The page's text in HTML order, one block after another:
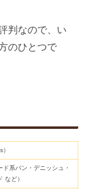
判なので、い
のひとつで
ド系パン・デニッシュ・
など）